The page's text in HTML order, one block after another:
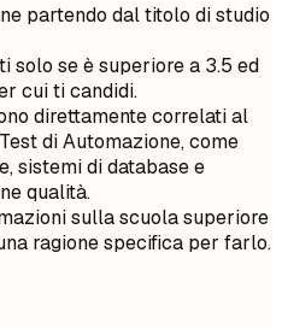
partendo dal titolo di studio
solo se è superiore a 3.5 ed
cui ti candidi.
direttamente correlati al
di Automazione, come
sistemi di database e
qualità.
sulla scuola superiore
ragione specifica per farlo.